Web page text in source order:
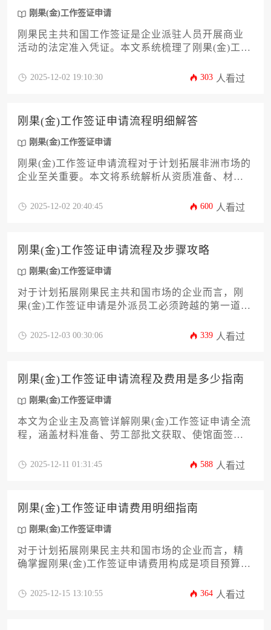
刚果(金)工作签证申请
刚果民主共和国工作签证是企业派驻人员开展商业
活动的法定准入凭证。本文系统梳理了刚果(金)工作
材料清单等关键要素。通过解析劳动许可证审批、
合规注意事项，助力企业高效完成海外人才派遣的
行政程序。
2025-12-02 19:10:30 303 人看过
刚果(金)工作签证申请流程明细解答
刚果(金)工作签证申请
刚果(金)工作签证申请流程对于计划拓展非洲市场的
企业至关重要。本文将系统解析从资质准备、材料
境签证、长期居留等关键环节，助力企业主高效合
2025-12-02 20:40:45 600 人看过
刚果(金)工作签证申请流程及步骤攻略
刚果(金)工作签证申请
对于计划拓展刚果民主共和国市场的企业而言，刚
果(金)工作签证申请是外派员工必须跨越的第一道门
攻略，内容涵盖从前期资质评估、关键材料准备、
点，帮助企业规避常见误区，提升获批效率，确保
外派团队能够合规、顺畅地进驻刚果(金)开展工作。
2025-12-03 00:30:06 339 人看过
刚果(金)工作签证申请流程及费用是多少指南
刚果(金)工作签证申请
本文为企业主及高管详解刚果(金)工作签证申请全流
程，涵盖材料准备、劳工部批文获取、使馆面签、
操经验，帮助企业规避常见风险，高效完成海外人
2025-12-11 01:31:45 588 人看过
刚果(金)工作签证申请费用明细指南
刚果(金)工作签证申请
对于计划拓展刚果民主共和国市场的企业而言，精
确掌握刚果(金)工作签证申请费用构成是项目预算与
供一份详尽的费用明细指南，内容涵盖从官方规
2025-12-15 13:10:55 364 人看过